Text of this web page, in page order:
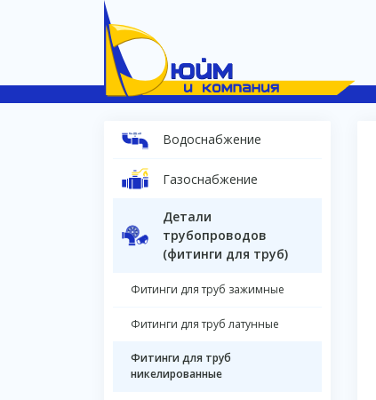
Водоснабжение
Газоснабжение
Детали
трубопроводов
(фитинги для труб)
Фитинги для труб зажимные
Фитинги для труб латунные
Фитинги для труб
никелированные